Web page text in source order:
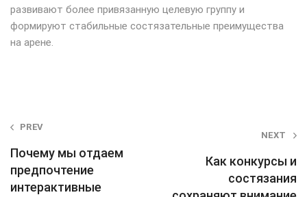
развивают более привязанную целевую группу и
формируют стабильные состязательные преимущества
на арене.
Post
navigation
PREV
Почему мы отдаем
предпочтение
интерактивные
NEXT
Как конкурсы и
состязания